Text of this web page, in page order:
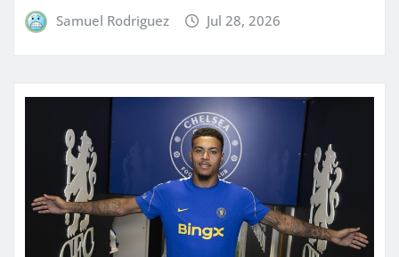
Samuel Rodriguez Jul 28, 2026